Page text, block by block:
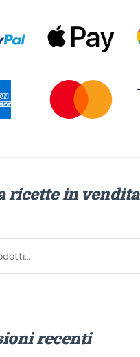
ricette in vendita
recenti